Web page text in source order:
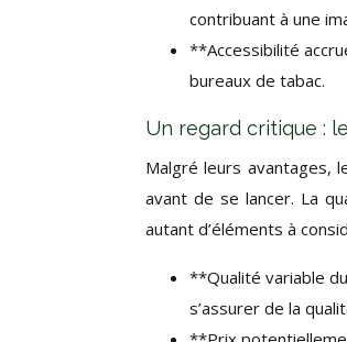
contribuant à une
**Accessibilité
bureaux de tabac.
Un regard critique :
Malgré leurs avantages,
avant de se lancer. La
autant d’éléments à
**Qualité variable
s’assurer de la